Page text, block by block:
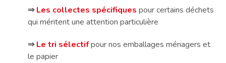
⇒Les collectes spécifiques pour certains déchets
qui méritent une attention particulière
⇒Le tri sélectifpour nos emballages ménagers et
le papier